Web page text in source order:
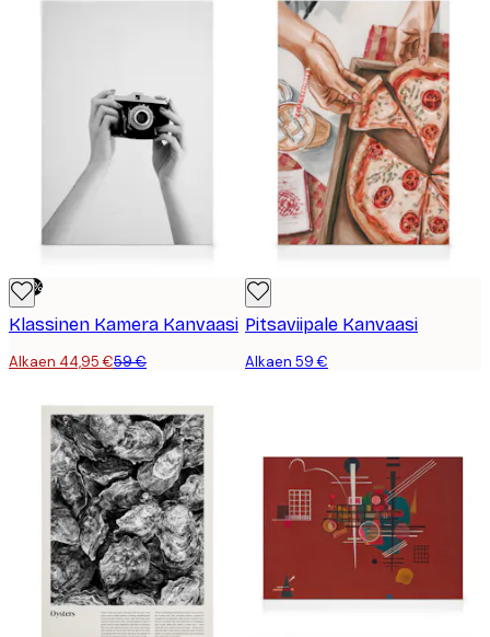
-24%
Klassinen Kamera Kanvaasi
Alkaen 44,95 €59 €
Pitsaviipale Kanvaasi
Alkaen 59 €